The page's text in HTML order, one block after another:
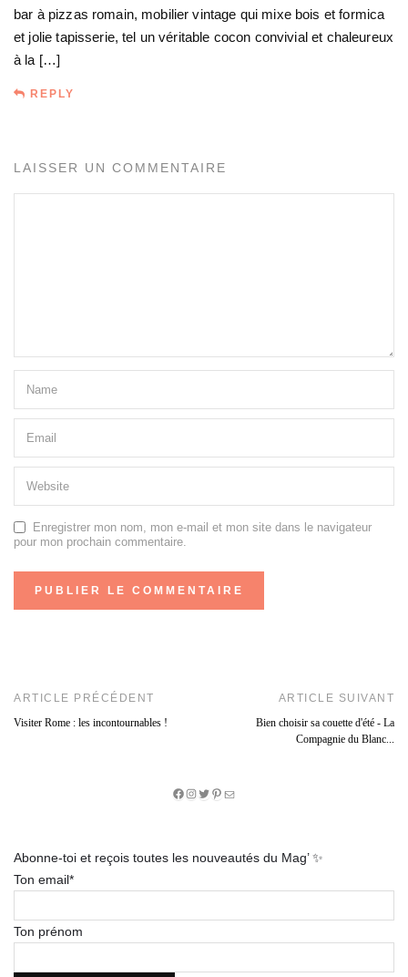
bar à pizzas romain, mobilier vintage qui mixe bois et formica
et jolie tapisserie, tel un véritable cocon convivial et chaleureux
à la […]
REPLY
LAISSER UN COMMENTAIRE
Enregistrer mon nom, mon e-mail et mon site dans le navigateur
pour mon prochain commentaire.
ARTICLE PRÉCÉDENT
Visiter Rome : les incontournables !
ARTICLE SUIVANT
Bien choisir sa couette d'été - La
Compagnie du Blanc...
Facebook
Instagram
Twitter
Pinterest
E-
Abonne-toi et reçois toutes les nouveautés du Mag’ ✨
Ton email*
Ton prénom